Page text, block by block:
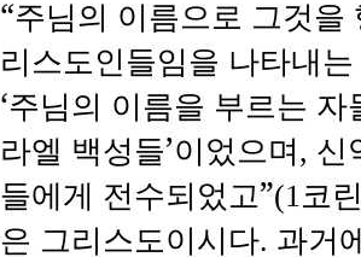
“주님의 이름으로 그것을
리스도인들임을 나타내는
‘주님의 이름을 부르는 자
라엘 백성들’이었으며, 신
들에게 전수되었고”(1코
은 그리스도이시다. 과거